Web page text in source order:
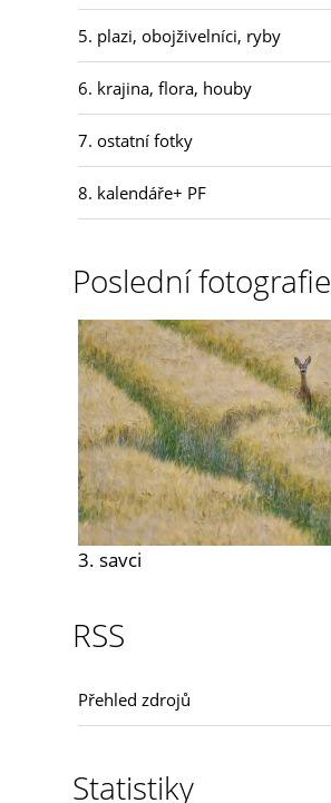
5. plazi, obojživelníci, ryby
6. krajina, flora, houby
7. ostatní fotky
8. kalendáře+ PF
Poslední fotografie
3. savci
RSS
Přehled zdrojů
Statistiky